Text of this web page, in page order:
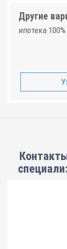
Другие
ипотека